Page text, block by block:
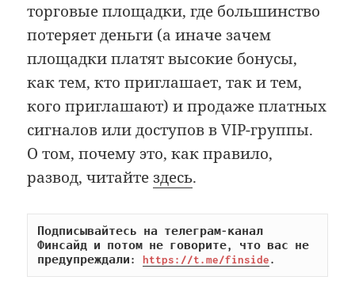
торговые площадки, где большинство
потеряет деньги (а иначе зачем
площадки платят высокие бонусы,
как тем, кто приглашает, так и тем,
кого приглашают) и продаже платных
сигналов или доступов в VIP-группы.
О том, почему это, как правило,
развод, читайтездесь.
Подписывайтесь на телеграм-канал
Финсайд и потом не говорите, что вас не
предупреждали: https://t.me/finside.